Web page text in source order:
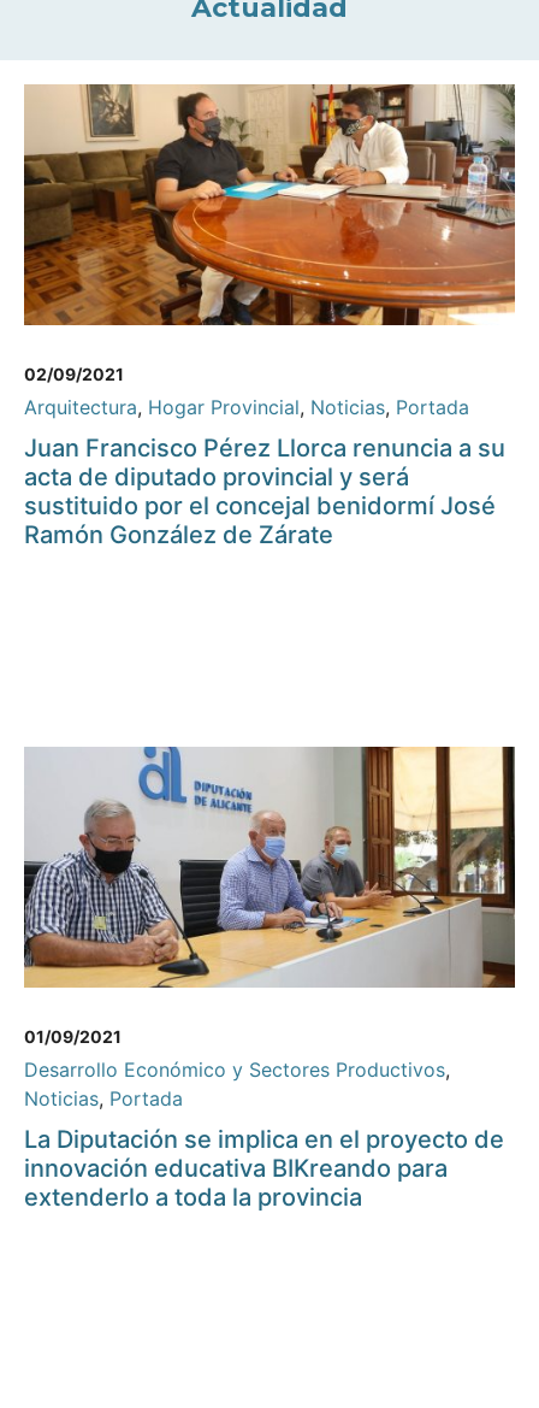
Actualidad
02/09/2021
Arquitectura, Hogar Provincial, Noticias, Portada
Juan Francisco Pérez Llorca renuncia a su
acta de diputado provincial y será
sustituido por el concejal benidormí José
Ramón González de Zárate
01/09/2021
Desarrollo Económico y Sectores Productivos,
Noticias, Portada
La Diputación se implica en el proyecto de
innovación educativa BIKreando para
extenderlo a toda la provincia